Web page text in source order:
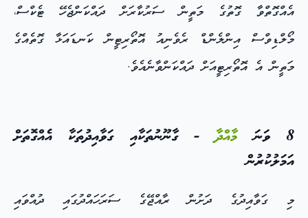
އެއްގޮތްވާ ގޮތުގެ މަތީން ސަރުކާރަށް ދައްކަންޖެހޭ ޓެކްސް،
މޯލްޑިވްސް އިންލެންޑް ރެވެނިއު އޮތޯރިޓީން ކަނޑައަޅާ ގޮތެއްގެ
މަތީން އެ އޮތޯރިޓީއަށް ދައްކަންވާނެއެވެ.
8 ވަނަ މާއްދާ- ގާނޫނުތަކާއި ގަވާއިދުތަކާ އެއްގޮތަށް
އަމަލުކުރުން
މި ގަވާއިދުގެ ދަށުން ރާއްޖޭގެ ސަރަހައްދުގައި ދުއްވައި